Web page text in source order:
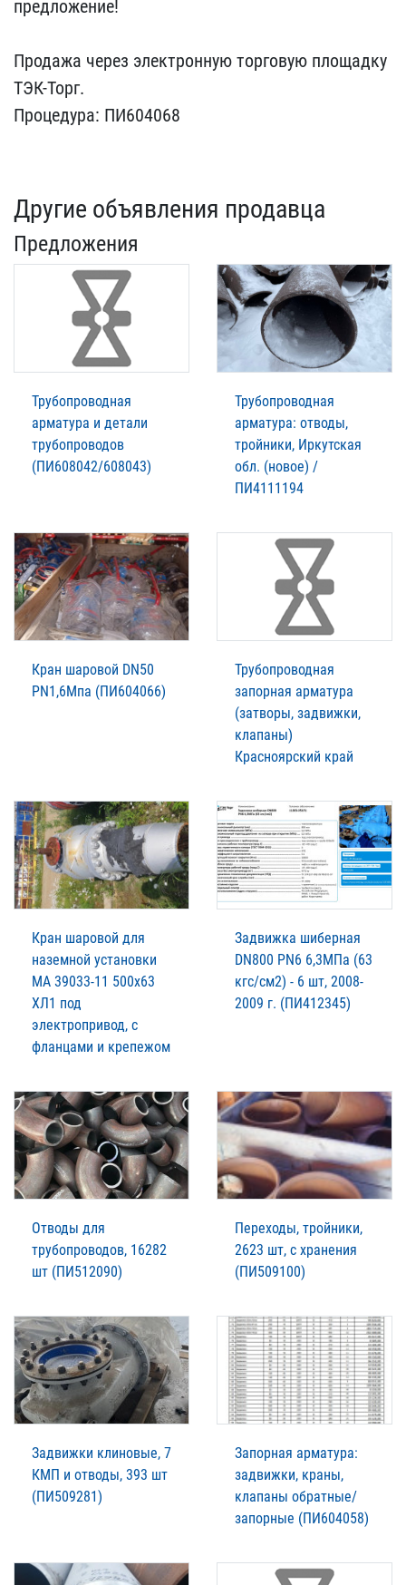
предложение!
П​родажа через электронную​ торговую площадку
ТЭК-Т​орг.
Процедура: ПИ604068
Другие объявления продавца
Предложения
Трубопроводная
арматура и детали
трубопроводов
(ПИ608042/608043)
Трубопроводная
арматура: отводы,
тройники, Иркутская
обл. (новое) /
ПИ4111194
Кран шаровой DN50
PN1,6Мпа (ПИ604066)
Трубопроводная
запорная арматура
(затворы, задвижки,
клапаны)
Красноярский край
Кран шаровой для
наземной установки
МА 39033-11 500х63
ХЛ1 под
электропривод, с
фланцами и крепежом
Задвижка шиберная
DN800 PN6 6,3МПа (63
кгс/см2) - 6 шт, 2008-
2009 г. (ПИ412345)
Отводы для
трубопроводов, 16282
шт (ПИ512090)
Переходы, тройники,
2623 шт, с хранения
(ПИ509100)
Задвижки клиновые, 7
КМП и отводы, 393 шт
(ПИ509281)
Запорная арматура:
задвижки, краны,
клапаны обратные/
запорные (ПИ604058)